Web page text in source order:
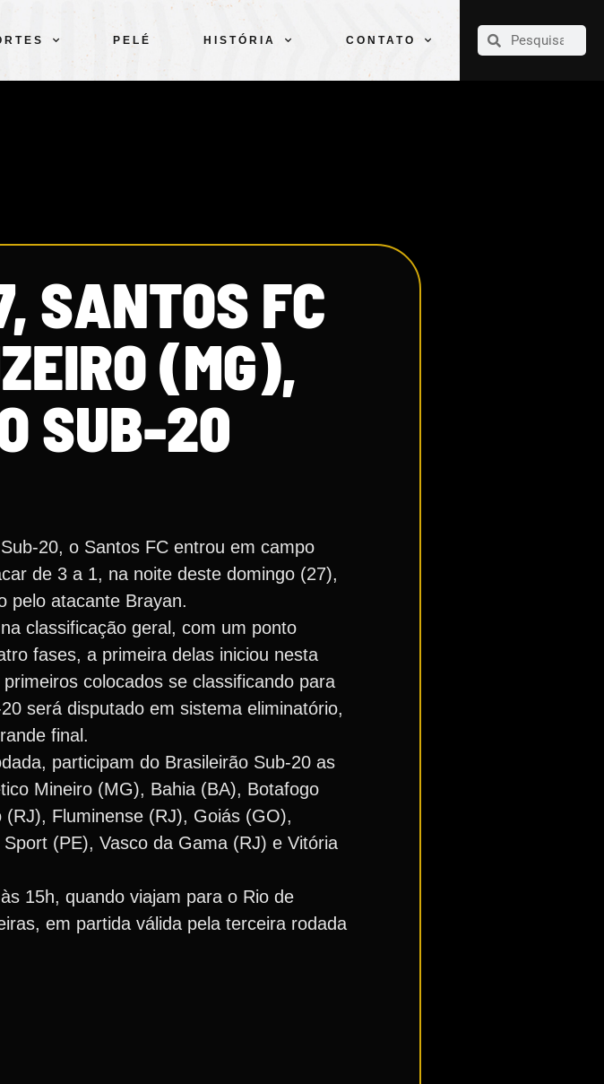
PELÉ HISTÓRIA CONTATO
CLUBE
SANTOS FC
(MG),
SUB-20
20, o Santos FC entrou em campo
de 3 a 1, na noite deste domingo (27),
pelo atacante Brayan.
classificação geral, com um ponto
fases, a primeira delas iniciou nesta
colocados se classificando para
será disputado em sistema eliminatório,
final.
participam do Brasileirão Sub-20 as
Mineiro (MG), Bahia (BA), Botafogo
Fluminense (RJ), Goiás (GO),
(PE), Vasco da Gama (RJ) e Vitória
15h, quando viajam para o Rio de
em partida válida pela terceira rodada